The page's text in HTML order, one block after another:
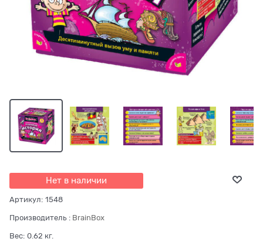
Нет в наличии
Артикул: 1548
Производитель : BrainBox
Вес: 0.62 кг.